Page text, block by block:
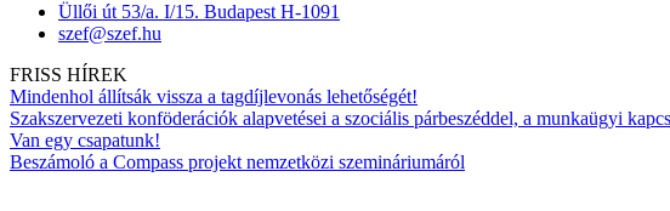
Üllői út 53/a. I/15. Budapest H-1091
szef@szef.hu
FRISS HÍREK
Mindenhol állítsák vissza a tagdíjlevonás lehetőségét!
Szakszervezeti konföderációk alapvetései a szociális párbeszéddel, a munkaügyi
Van egy csapatunk!
Beszámoló a Compass projekt nemzetközi szemináriumáról